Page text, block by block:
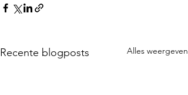
Recente blogposts Alles weergeven